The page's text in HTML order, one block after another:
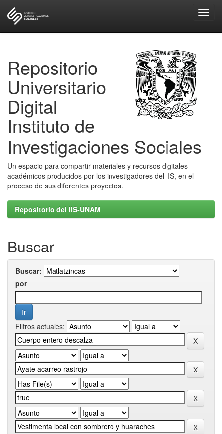
Repositorio
Universitario
Digital
Instituto de
Investigaciones Sociales
Un espacio para compartir materiales y recursos digitales
académicos producidos por los investigadores del IIS, en el
proceso de sus diferentes proyectos.
Repositorio del IIS-UNAM
Buscar
Buscar:
por
Filtros actuales: